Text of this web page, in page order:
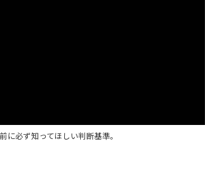
必ず知ってほしい判断基準。